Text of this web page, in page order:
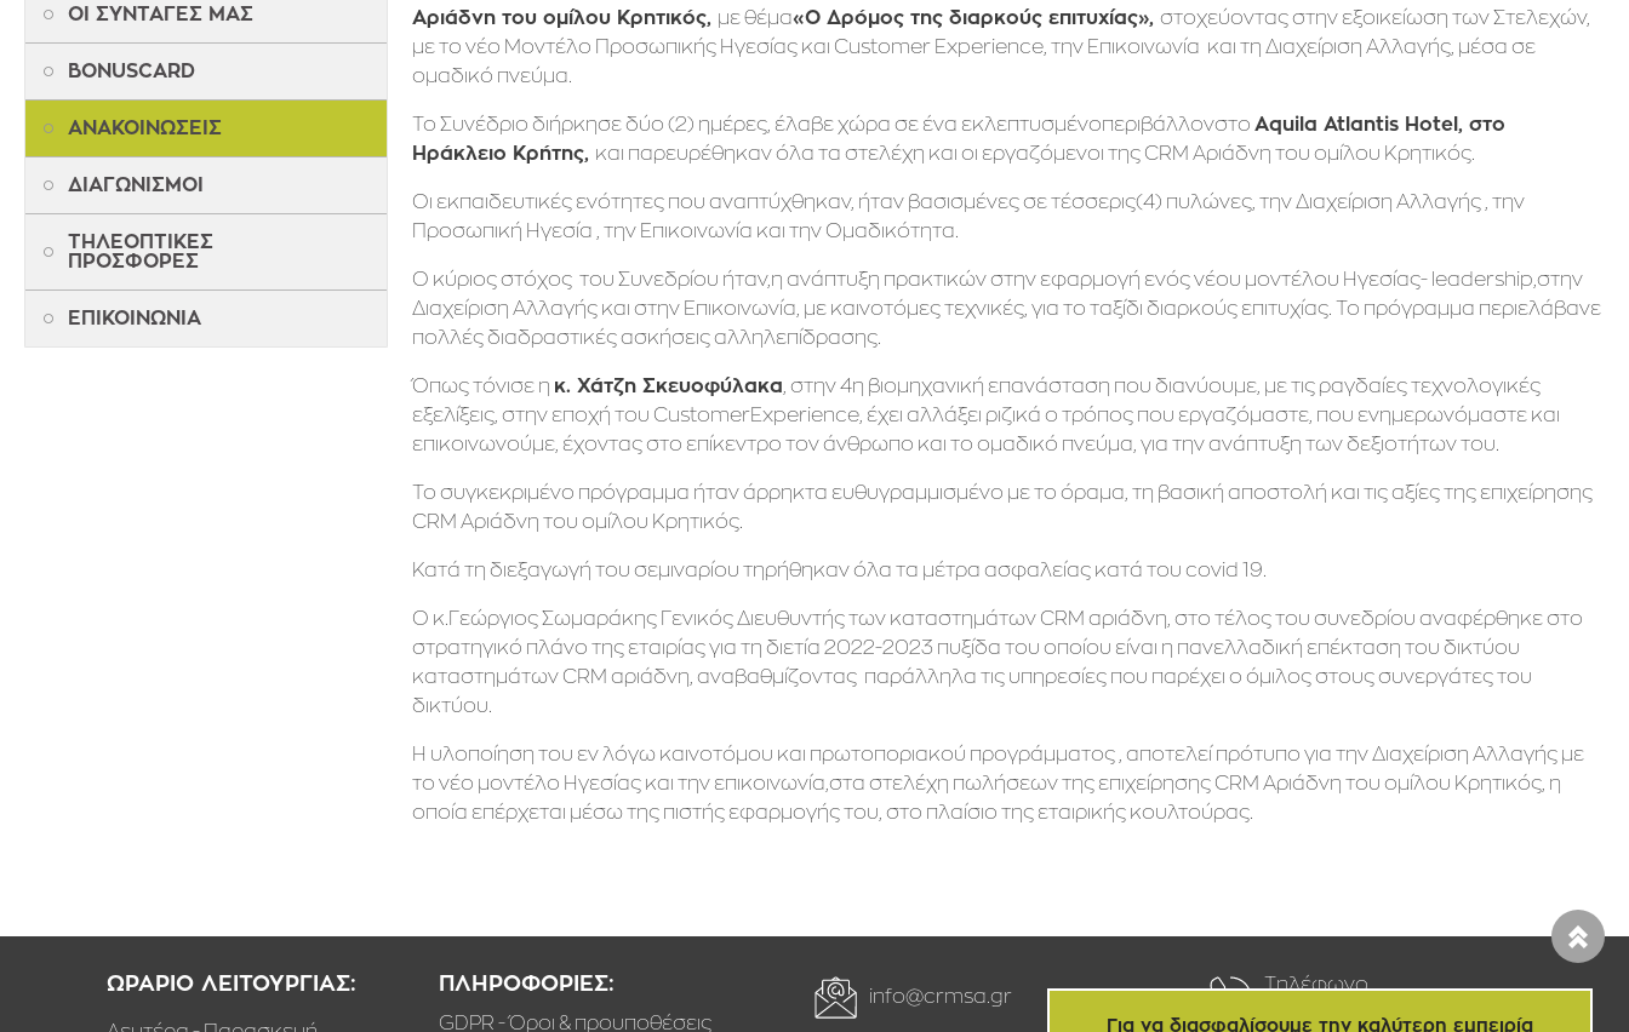
Για να διασφαλίσουμε την καλύτερη εμπειρία
ΟΙ ΣΥΝΤΑΓΕΣ ΜΑΣ
BONUSCARD
ΑΝΑΚΟΙΝΩΣΕΙΣ
ΔΙΑΓΩΝΙΣΜΟΙ
ΤΗΛΕΟΠΤΙΚΕΣ
ΠΡΟΣΦΟΡΕΣ
ΕΠΙΚΟΙΝΩΝΙΑ
Αριάδνη του ομίλου Κρητικός, με θέμα«Ο Δρόμος της διαρκούς επιτυχίας», στοχεύοντας στην εξοικείωση των Στελεχών,
με το νέο Μοντέλο Προσωπικής Ηγεσίας και Customer Experience, την Επικοινωνία και τη Διαχείριση Αλλαγής, μέσα σε
ομαδικό πνεύμα.
Το Συνέδριο διήρκησε δύο (2) ημέρες, έλαβε χώρα σε ένα εκλεπτυσμένοπεριβάλλονστο Aquila Atlantis Hotel, στο
Ηράκλειο Κρήτης, και παρευρέθηκαν όλα τα στελέχη και οι εργαζόμενοι της CRM Αριάδνη του ομίλου Κρητικός.
Οι εκπαιδευτικές ενότητες που αναπτύχθηκαν, ήταν βασισμένες σε τέσσερις(4) πυλώνες, την Διαχείριση Αλλαγής , την
Προσωπική Ηγεσία , την Επικοινωνία και την Ομαδικότητα.
Ο κύριος στόχος του Συνεδρίου ήταν,η ανάπτυξη πρακτικών στην εφαρμογή ενός νέου μοντέλου Ηγεσίας- leadership,στην
Διαχείριση Αλλαγής και στην Επικοινωνία, με καινοτόμες τεχνικές, για το ταξίδι διαρκούς επιτυχίας. Το πρόγραμμα περιελάβανε
πολλές διαδραστικές ασκήσεις αλληλεπίδρασης.
Όπως τόνισε η κ. Χάτζη Σκευοφύλακα , στην 4η βιομηχανική επανάσταση που διανύουμε, με τις ραγδαίες τεχνολογικές
εξελίξεις, στην εποχή του CustomerExperience, έχει αλλάξει ριζικά ο τρόπος που εργαζόμαστε, που ενημερωνόμαστε και
επικοινωνούμε, έχοντας στο επίκεντρο τον άνθρωπο και το ομαδικό πνεύμα, για την ανάπτυξη των δεξιοτήτων του.
Το συγκεκριμένο πρόγραμμα ήταν άρρηκτα ευθυγραμμισμένο με το όραμα, τη βασική αποστολή και τις αξίες της επιχείρησης
CRM Αριάδνη του ομίλου Κρητικός.
Κατά τη διεξαγωγή του σεμιναρίου τηρήθηκαν όλα τα μέτρα ασφαλείας κατά του covid 19.
Ο κ.Γεώργιος Σωμαράκης Γενικός Διευθυντής των καταστημάτων CRM αριάδνη, στο τέλος του συνεδρίου αναφέρθηκε στο
στρατηγικό πλάνο της εταιρίας για τη διετία 2022-2023 πυξίδα του οποίου είναι η πανελλαδική επέκταση του δικτύου
καταστημάτων CRM αριάδνη, αναβαθμίζοντας παράλληλα τις υπηρεσίες που παρέχει ο όμιλος στους συνεργάτες του
δικτύου.
Η υλοποίηση του εν λόγω καινοτόμου και πρωτοποριακού προγράμματος , αποτελεί πρότυπο για την Διαχείριση Αλλαγής με
το νέο μοντέλο Ηγεσίας και την επικοινωνία,στα στελέχη πωλήσεων της επιχείρησης CRM Αριάδνη του ομίλου Κρητικός, η
οποία επέρχεται μέσω της πιστής εφαρμογής του, στο πλαίσιο της εταιρικής κουλτούρας.
ΩΡΑΡΙΟ ΛΕΙΤΟΥΡΓΙΑΣ: ΠΛΗΡΟΦΟΡΙΕΣ:
GDPR - Όροι & προυποθέσεις
info@crmsa.gr
Τηλέφωνο